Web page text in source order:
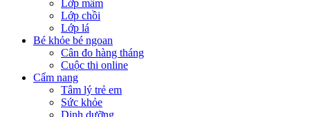
Lớp mầm
Lớp chồi
Lớp lá
Bé khỏe bé ngoan
Cân đo hàng tháng
Cuộc thi online
Cẩm nang
Tâm lý trẻ em
Sức khỏe
Dinh dưỡng